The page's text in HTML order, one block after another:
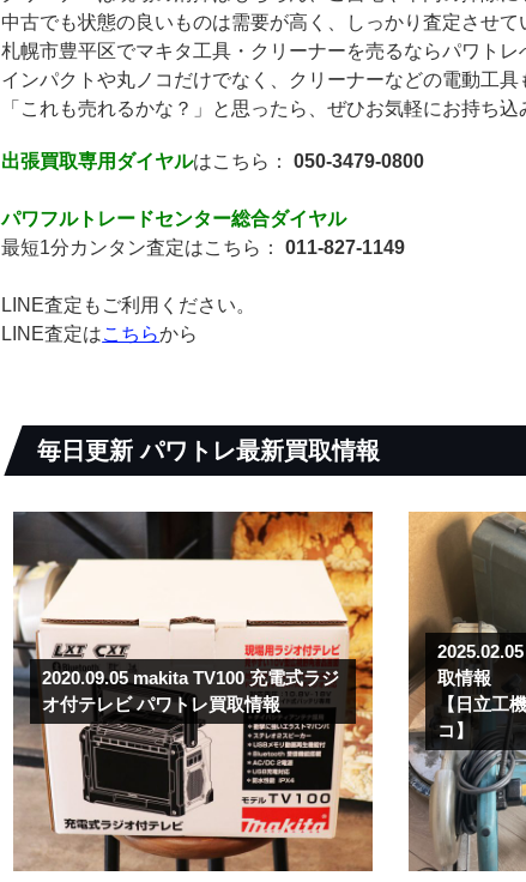
中古でも状態の良いものは需要が高く、しっかり査定させて
札幌市豊平区でマキタ工具・クリーナーを売るならパワトレ
インパクトや丸ノコだけでなく、クリーナーなどの電動工具
「これも売れるかな？」と思ったら、ぜひお気軽にお持ち込
出張買取専用ダイヤルはこちら：050-3479-0800
パワフルトレードセンター総合ダイヤル
最短1分カンタン査定はこちら：011-827-1149
LINE査定もご利用ください。
LINE査定はこちらから
毎日更新パワトレ最新買取情報
2020.09.05 makita TV100 充電式ラジ
オ付テレビ パワトレ買取情報
2025.02.05
取情報
【日立
コ】